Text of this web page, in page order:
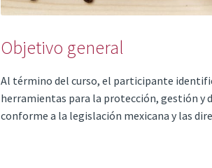
Objetivo general
Al término del curso, el participante
herramientas para la protección, gestión y
conforme a la legislación mexicana y las